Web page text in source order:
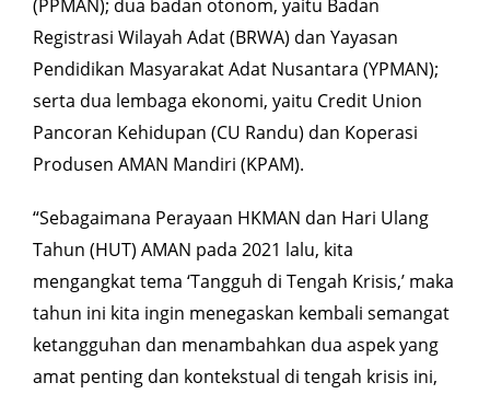
(PPMAN); dua badan otonom, yaitu Badan
Registrasi Wilayah Adat (BRWA) dan Yayasan
Pendidikan Masyarakat Adat Nusantara (YPMAN);
serta dua lembaga ekonomi, yaitu Credit Union
Pancoran Kehidupan (CU Randu) dan Koperasi
Produsen AMAN Mandiri (KPAM).
“Sebagaimana Perayaan HKMAN dan Hari Ulang
Tahun (HUT) AMAN pada 2021 lalu, kita
mengangkat tema ‘Tangguh di Tengah Krisis,’ maka
tahun ini kita ingin menegaskan kembali semangat
ketangguhan dan menambahkan dua aspek yang
amat penting dan kontekstual di tengah krisis ini,